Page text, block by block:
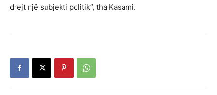
drejt një subjekti politik”, tha Kasami.